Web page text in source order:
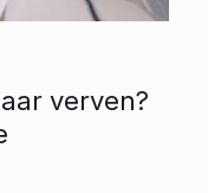
verven?